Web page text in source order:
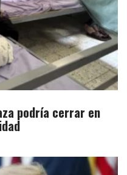
podría cerrar en